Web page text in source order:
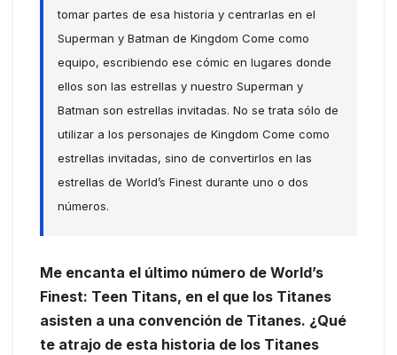
tomar partes de esa historia y centrarlas en el
Superman y Batman de Kingdom Come como
equipo, escribiendo ese cómic en lugares donde
ellos son las estrellas y nuestro Superman y
Batman son estrellas invitadas. No se trata sólo de
utilizar a los personajes de Kingdom Come como
estrellas invitadas, sino de convertirlos en las
estrellas de World’s Finest durante uno o dos
números.
Me encanta el último número de World’s
Finest: Teen Titans, en el que los Titanes
asisten a una convención de Titanes. ¿Qué
te atrajo de esta historia de los Titanes